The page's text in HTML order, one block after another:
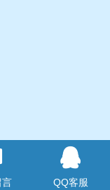
言 QQ客服